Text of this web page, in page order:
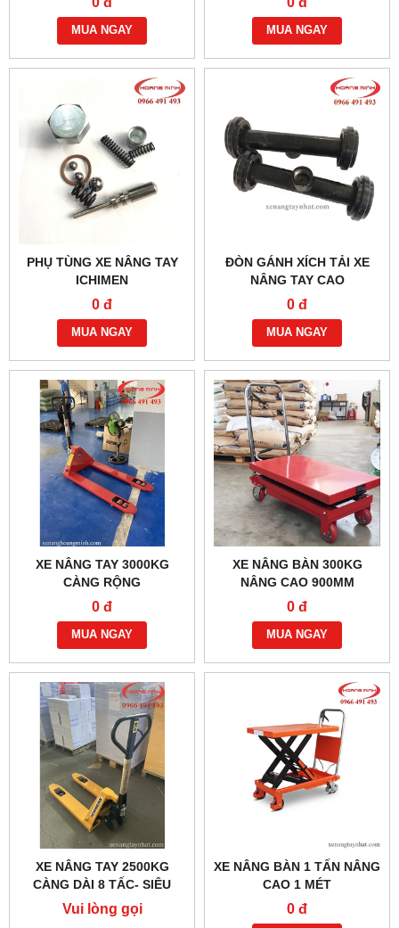
MUA NGAY MUA NGAY
PHỤ TÙNG XE NÂNG TAY
ICHIMEN
0 đ
MUA NGAY
ĐÒN GÁNH XÍCH TẢI XE
NÂNG TAY CAO
0 đ
MUA NGAY
XE NÂNG TAY 3000KG
CÀNG RỘNG
0 đ
MUA NGAY
XE NÂNG BÀN 300KG
NÂNG CAO 900MM
0 đ
MUA NGAY
XE NÂNG TAY 2500KG
CÀNG DÀI 8 TẤC- SIÊU
NGẮN
Vui lòng gọi
XE NÂNG BÀN 1 TẤN NÂNG
CAO 1 MÉT
0 đ